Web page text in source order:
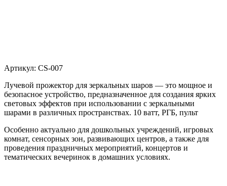
Артикул: CS-007
Лучевой прожектор для зеркальных шаров — это мощное и
безопасное устройство, предназначенное для создания ярких
световых эффектов при использовании с зеркальными
шарами в различных пространствах. 10 ватт, РГБ, пульт
Особенно актуально для дошкольных учреждений, игровых
комнат, сенсорных зон, развивающих центров, а также для
проведения праздничных мероприятий, концертов и
тематических вечеринок в домашних условиях.